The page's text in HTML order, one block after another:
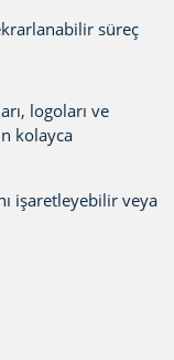
süreç
logoları ve
kolayca
işaretleyebilir veya